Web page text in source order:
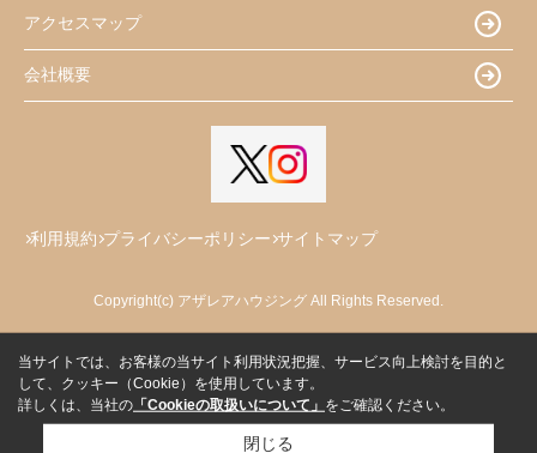
アクセスマップ
会社概要
利用規約 プライバシーポリシー サイトマップ
Copyright(c) アザレアハウジング All Rights Reserved.
当サイトでは、お客様の当サイト利用状況把握、サービス向上検討を目的と
して、クッキー（Cookie）を使用しています。
詳しくは、当社の 「Cookieの取扱いについて」 をご確認ください。
閉じる